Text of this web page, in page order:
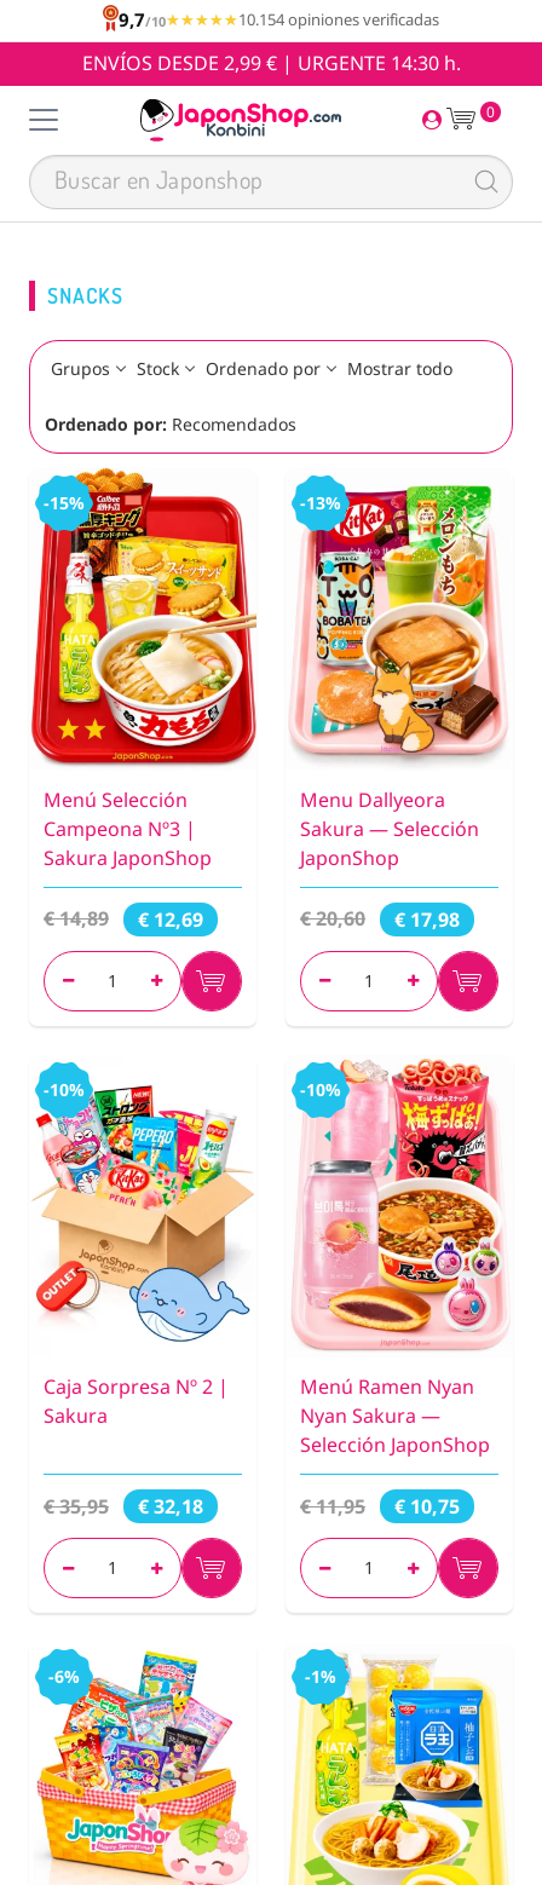
9,7/10★★★★★
★★★★★10.154 opiniones verificadas
ENVÍOS DESDE 2,99 € | URGENTE 14:30 h.
0
SNACKS
Grupos Stock Ordenado por Mostrar todo
Ordenado por: Recomendados
-15%
Menú Selección
Campeona Nº3 |
Sakura JaponShop
€ 14,89 € 12,69
-13%
Menu Dallyeora
Sakura — Selección
JaponShop
€ 20,60 € 17,98
-10%
Caja Sorpresa Nº 2 |
Sakura
€ 35,95 € 32,18
-10%
Menú Ramen Nyan
Nyan Sakura —
Selección JaponShop
€ 11,95 € 10,75
-6% -1%